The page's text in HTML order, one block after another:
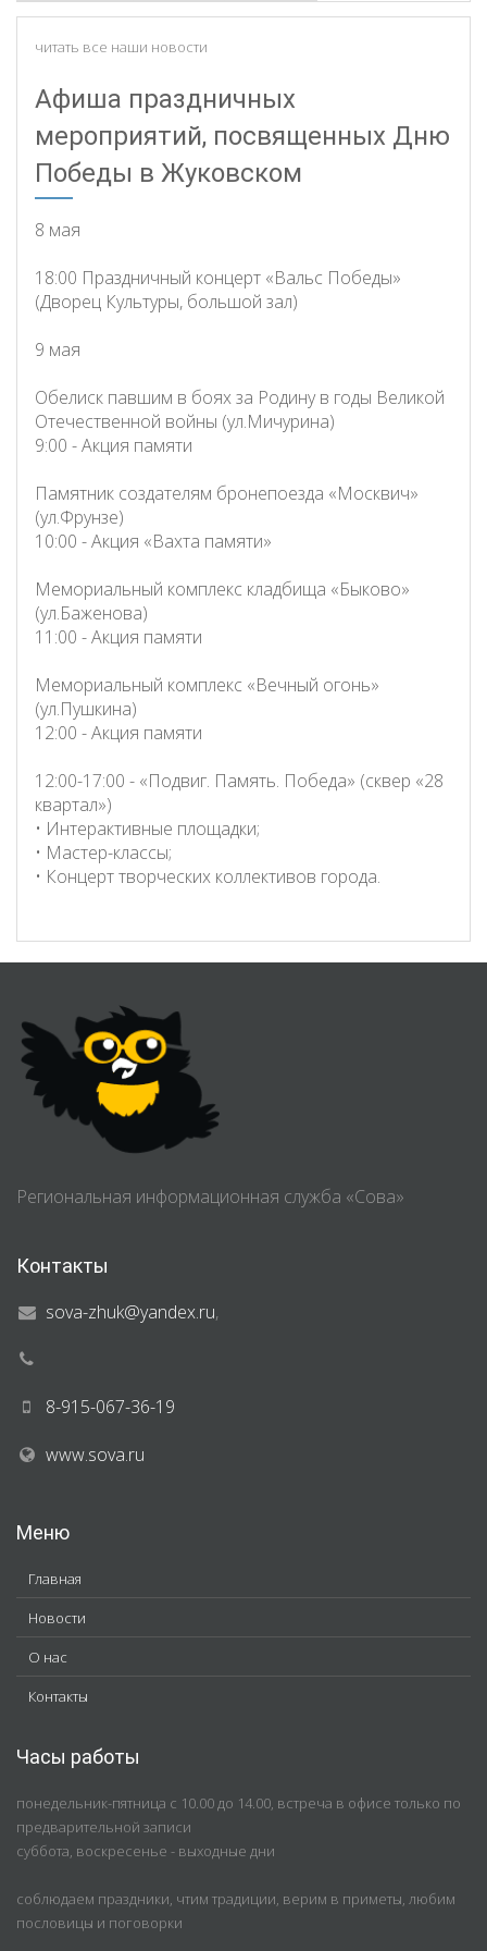
читать все наши новости
Афиша праздничных
мероприятий, посвященных Дню
Победы в Жуковском
8 мая
18:00 Праздничный концерт «Вальс Победы»
(Дворец Культуры, большой зал)
9 мая
Обелиск павшим в боях за Родину в годы Великой
Отечественной войны (ул.Мичурина)
9:00 - Акция памяти
Памятник создателям бронепоезда «Москвич»
(ул.Фрунзе)
10:00 - Акция «Вахта памяти»
Мемориальный комплекс кладбища «Быково»
(ул.Баженова)
11:00 - Акция памяти
Мемориальный комплекс «Вечный огонь»
(ул.Пушкина)
12:00 - Акция памяти
12:00-17:00 - «Подвиг. Память. Победа» (сквер «28
квартал»)
• Интерактивные площадки;
• Мастер-классы;
• Концерт творческих коллективов города.
Региональная информационная служба «Сова»
Контакты
sova-zhuk@yandex.ru,
8-915-067-36-19
www.sova.ru
Меню
Главная
Новости
О нас
Контакты
Часы работы
понедельник-пятница с 10.00 до 14.00, встреча в офисе только по
предварительной записи
суббота, воскресенье - выходные дни
соблюдаем праздники, чтим традиции, верим в приметы, любим
пословицы и поговорки